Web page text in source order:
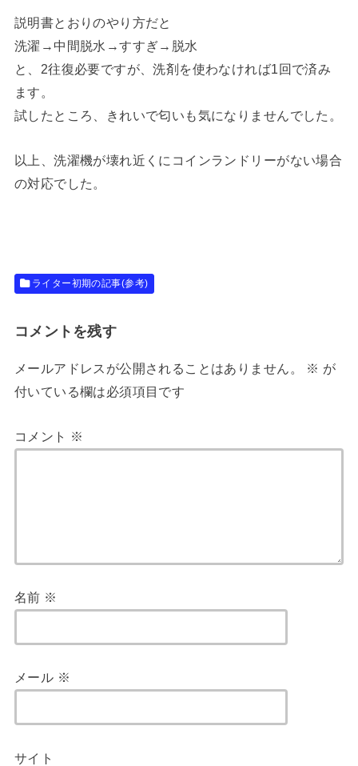
説明書とおりのやり方だと
洗濯→中間脱水→すすぎ→脱水
と、2往復必要ですが、洗剤を使わなければ1回で済み
ます。
試したところ、きれいで匂いも気になりませんでした。
以上、洗濯機が壊れ近くにコインランドリーがない場合
の対応でした。
ライター初期の記事(参考)
コメントを残す
メールアドレスが公開されることはありません。 ※ が
付いている欄は必須項目です
コメント ※
名前 ※
メール ※
サイト